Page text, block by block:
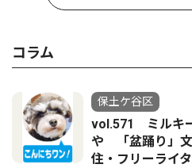
コラム
保土ケ谷区
vol.571 ミルキ
や 「盆踊り」
住・フリーライタ